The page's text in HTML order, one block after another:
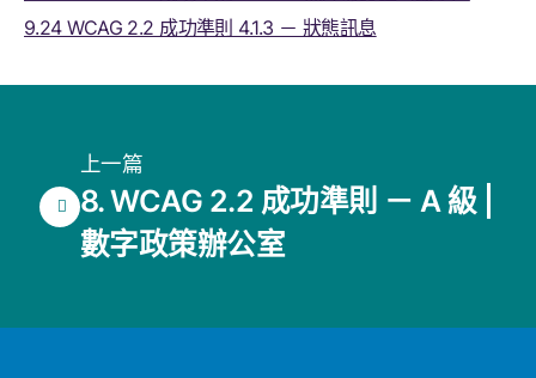
9.24 WCAG 2.2 成功準則 4.1.3 － 狀態訊息
上一篇
8. WCAG 2.2 成功準則 － A 級 |
數字政策辦公室